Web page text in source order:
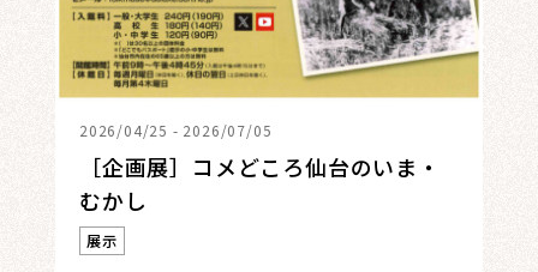
2026/04/25 - 2026/07/05
［企画展］コメどころ仙台のいま・
むかし
展示